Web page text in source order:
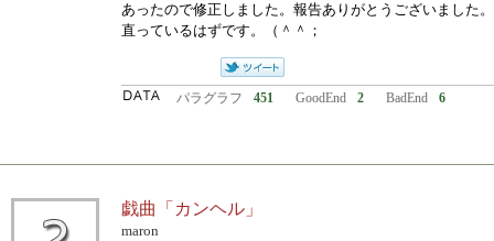
あったので修正しました。報告ありがとうございました
直っているはずです。（＾＾；
パラグラフ 451 GoodEnd 2 BadEnd 6
戯曲「カンヘル」
maron